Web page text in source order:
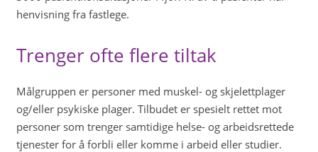
henvisning fra fastlege.
Trenger ofte flere tiltak
Målgruppen er personer med muskel- og skjelettplager
og/eller psykiske plager. Tilbudet er spesielt rettet mot
personer som trenger samtidige helse- og arbeidsrettede
tjenester for å forbli eller komme i arbeid eller studier.